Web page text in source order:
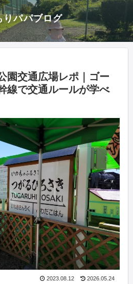
りパパブログ
園交通広場レポ｜ゴー
線で交通ルールが学べ
2023.08.12 2026.05.24